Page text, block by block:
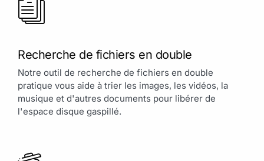
Recherche de fichiers en double
Notre outil de recherche de fichiers en double
pratique vous aide à trier les images, les vidéos, la
musique et d'autres documents pour libérer de
l'espace disque gaspillé.